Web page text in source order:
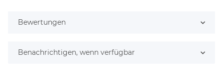
Bewertungen
Benachrichtigen, wenn verfügbar